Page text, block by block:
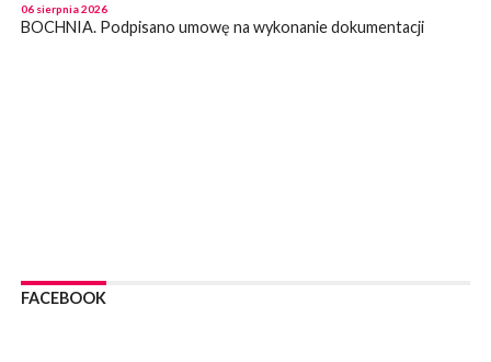
06 sierpnia 2026
BOCHNIA. Podpisano umowę na wykonanie dokumentacji
06 sierpnia 2026
BOCHNIA. Dziś w muzeum kolejne spotkanie w ramach
FACEBOOK